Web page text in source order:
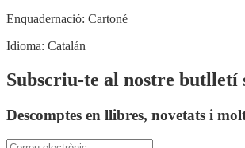
Enquadernació: Cartoné
Idioma: Catalán
Subscriu-te al nostre butlletí
Descomptes en llibres, novetats i